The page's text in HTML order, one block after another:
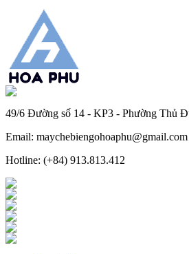
49/6 Đường số 14 - KP3 - Phường Thủ
Email: maychebiengohoaphu@gmail.com
Hotline: (+84) 913.813.412